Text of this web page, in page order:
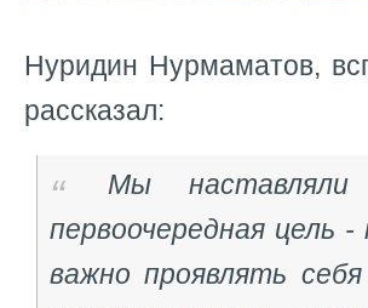
Нуридин Нурмаматов,
рассказал:
Мы наставляли
первоочередная цель
важно проявлять